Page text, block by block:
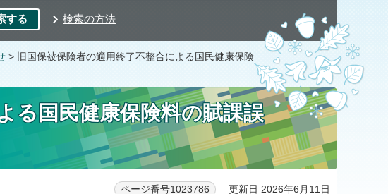
検索の方法
> 旧国保被保険者の適用終了不整合による国民健康保険
る国民健康保険料の賦課誤
ページ番号1023786 更新日 2026年6月11日